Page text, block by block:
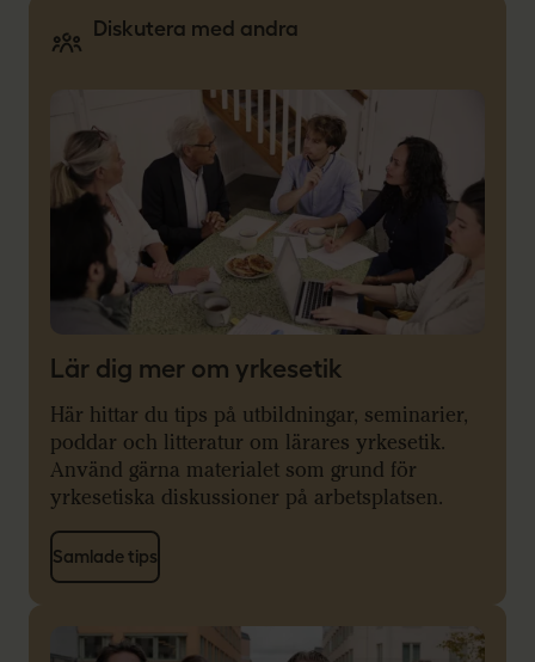
Diskutera med andra
Lär dig mer om yrkesetik
Här hittar du tips på utbildningar, seminarier,
poddar och litteratur om lärares yrkesetik.
Använd gärna materialet som grund för
yrkesetiska diskussioner på arbetsplatsen.
Samlade tips